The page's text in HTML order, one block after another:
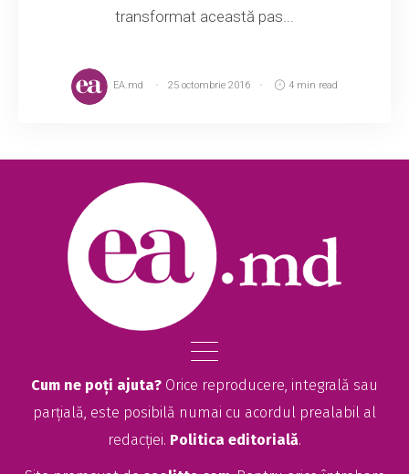
transformat această pas...
EA.md 25 octombrie 2016 4 min read
Cum ne poți ajuta? Orice reproducere, integrală sau
parțială, este posibilă numai cu acordul prealabil al
redacției. Politica editorială.